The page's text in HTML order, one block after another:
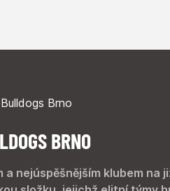
BRNO
nejúspěšnějším klubem na